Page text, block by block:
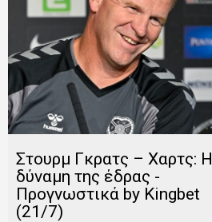
Στουρμ Γκρατς – Χαρτς: Η
δύναμη της έδρας -
Προγνωστικά by Kingbet
(21/7)